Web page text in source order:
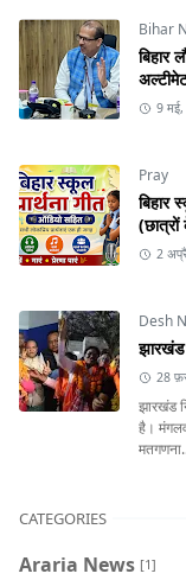
Bihar
बिहार
9
Pray
बिहार
2
Desh
झारखंड
28
झारखंड
है।
CATEGORIES
Araria News [1]